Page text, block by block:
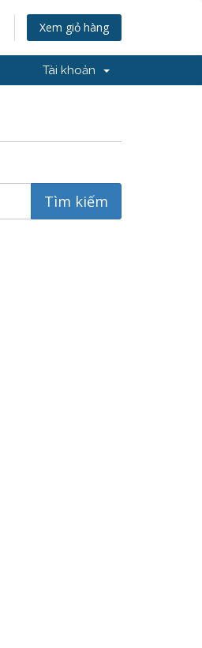
Xem giỏ hàng
Tài khoản